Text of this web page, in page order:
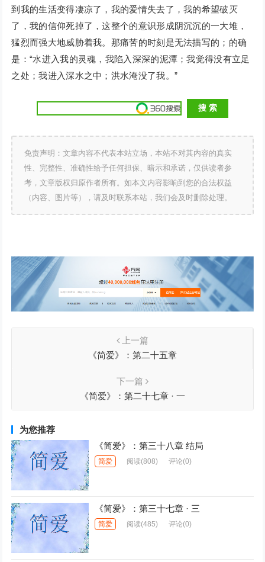
到我的生活变得凄凉了，我的爱情失去了，我的希望破灭
了，我的信仰死掉了，这整个的意识形成阴沉沉的一大堆，
猛烈而强大地威胁着我。那痛苦的时刻是无法描写的；的确
是：“水进入我的灵魂，我陷入深深的泥潭；我觉得没有立足
之处；我进入深水之中；洪水淹没了我。”
免责声明：文章内容不代表本站立场，本站不对其内容的真实
性、完整性、准确性给予任何担保、暗示和承诺，仅供读者参
考，文章版权归原作者所有。如本文内容影响到您的合法权益
（内容、图片等），请及时联系本站，我们会及时删除处理。
上一篇
《简爱》：第二十五章
下一篇
《简爱》：第二十七章 · 一
为您推荐
《简爱》：第三十八章 结局
简爱 阅读(808) 评论(0)
《简爱》：第三十七章 · 三
简爱 阅读(485) 评论(0)